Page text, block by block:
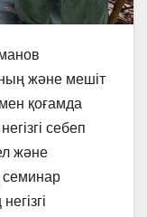
және мешіт
қоғамда
себеп
және
семинар